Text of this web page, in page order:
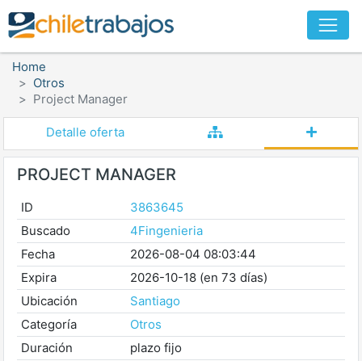
Home
Otros
Project Manager
Detalle oferta
PROJECT MANAGER
ID
3863645
Buscado
4Fingenieria
Fecha
2026-08-04 08:03:44
Expira
2026-10-18 (en 73 días)
Ubicación
Santiago
Categoría
Otros
Duración
plazo fijo